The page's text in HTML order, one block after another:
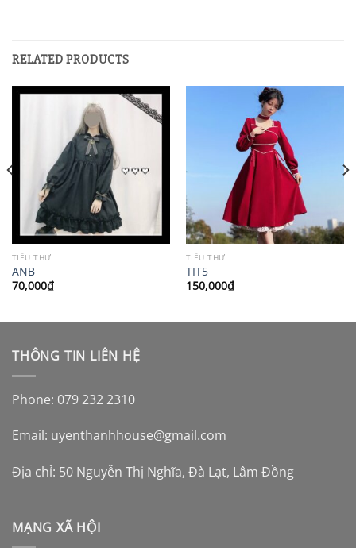
RELATED PRODUCTS
TIỂU THƯ
ANB
70,000₫
TIỂU THƯ
TIT5
150,000₫
THÔNG TIN LIÊN HỆ
Phone: 079 232 2310
Email: uyenthanhhouse@gmail.com
Địa chỉ: 50 Nguyễn Thị Nghĩa, Đà Lạt, Lâm Đồng
MẠNG XÃ HỘI